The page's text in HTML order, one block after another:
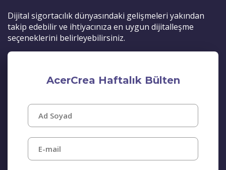
Dijital sigortacılık dünyasındaki gelişmeleri yakından
takip edebilir ve ihtiyacınıza en uygun dijitalleşme
seçeneklerini belirleyebilirsiniz.
AcerCrea Haftalık Bülten